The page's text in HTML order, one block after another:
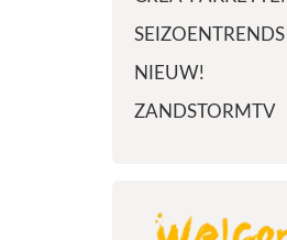
SEIZOENTRENDS
NIEUW!
ZANDSTORMTV